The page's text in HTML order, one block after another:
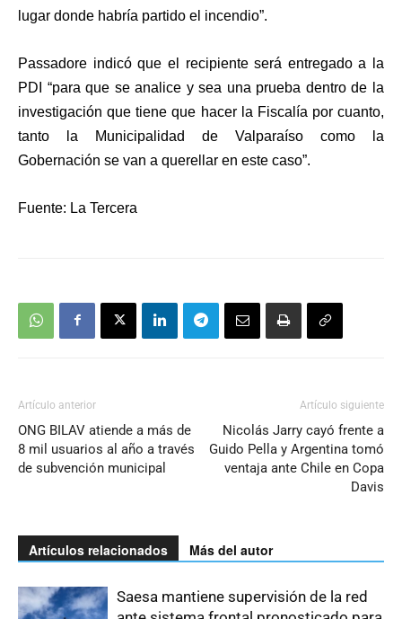
lugar donde habría partido el incendio”.
Passadore indicó que el recipiente será entregado a la
PDI “para que se analice y sea una prueba dentro de la
investigación que tiene que hacer la Fiscalía por cuanto,
tanto la Municipalidad de Valparaíso como la
Gobernación se van a querellar en este caso”.
Fuente: La Tercera
Artículo anterior
ONG BILAV atiende a más de
8 mil usuarios al año a través
de subvención municipal
Artículo siguiente
Nicolás Jarry cayó frente a
Guido Pella y Argentina tomó
ventaja ante Chile en Copa
Davis
Artículos relacionados Más del autor
Saesa mantiene supervisión de la red